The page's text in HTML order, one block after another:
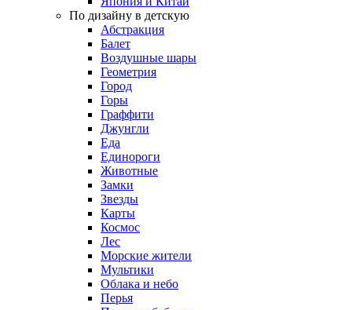
По дизайну в детскую
Абстракция
Балет
Воздушные шары
Геометрия
Город
Горы
Граффити
Джунгли
Еда
Единороги
Животные
Замки
Звезды
Карты
Космос
Лес
Морские жители
Мультики
Облака и небо
Перья